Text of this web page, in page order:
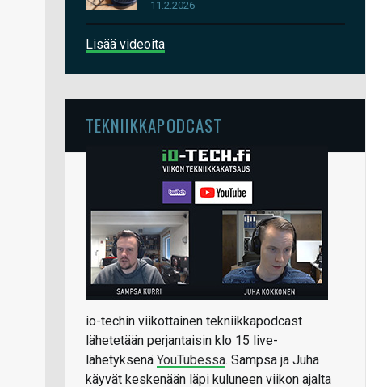
11.2.2026
Lisää videoita
TEKNIIKKAPODCAST
io-techin viikottainen tekniikkapodcast
lähetetään perjantaisin klo 15 live-
lähetyksenä YouTubessa. Sampsa ja Juha
käyvät keskenään läpi kuluneen viikon ajalta